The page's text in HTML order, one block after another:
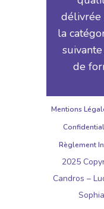
délivrée
la
de
Mentions
Règlement
2025
Candros –